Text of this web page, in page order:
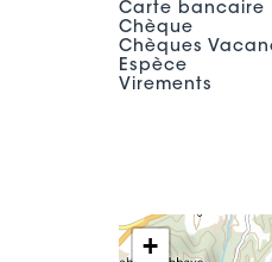
Carte bancaire
Chèque
Chèques
Espèce
Virements
+